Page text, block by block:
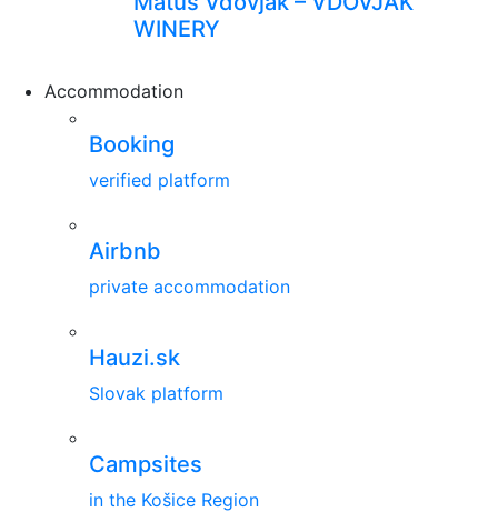
WINERY
Accommodation
Booking
verified platform
Airbnb
private accommodation
Hauzi.sk
Slovak platform
Campsites
in the Košice Region